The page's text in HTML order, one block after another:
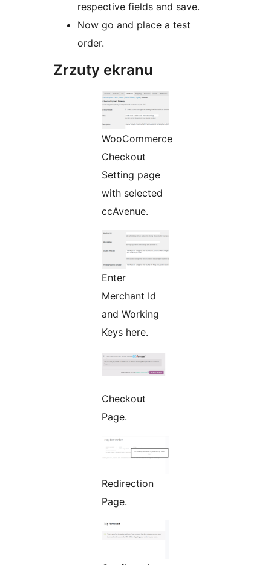
respective fields and save.
Now go and place a test
order.
Zrzuty ekranu
WooCommerce
Checkout
Setting page
with selected
ccAvenue.
Enter
Merchant Id
and Working
Keys here.
Checkout
Page.
Redirection
Page.